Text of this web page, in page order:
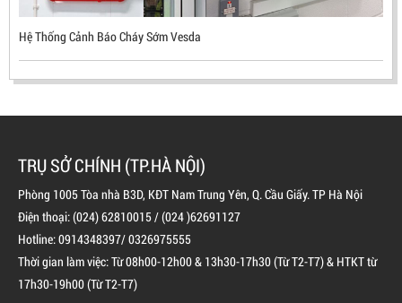
BÌNH CHỮA CHÁY ĐỘC LẬP KHÍ FM200
Hệ Thống Cảnh Báo Cháy Sớm Vesda
TRỤ SỞ CHÍNH (TP.HÀ NỘI)
Phòng 1005 Tòa nhà B3D, KĐT Nam Trung Yên, Q. Cầu Giấy. TP Hà Nội
Điện thoại: (024) 62810015 / (024 )62691127
Hotline: 0914348397/ 0326975555
Thời gian làm việc: Từ 08h00-12h00 & 13h30-17h30 (Từ T2-T7) & HTKT từ
17h30-19h00 (Từ T2-T7)